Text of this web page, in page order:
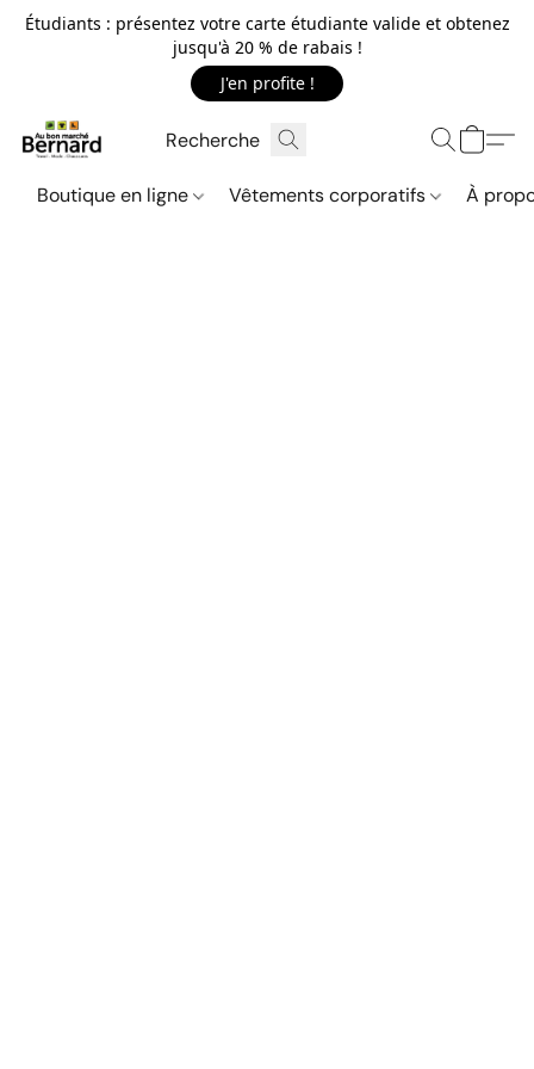
Étudiants : présentez votre carte étudiante valide et obtenez
jusqu'à 20 % de rabais !
J'en profite !
Boutique en ligne Vêtements corporatifs À